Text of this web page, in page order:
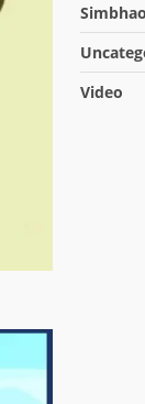
Video